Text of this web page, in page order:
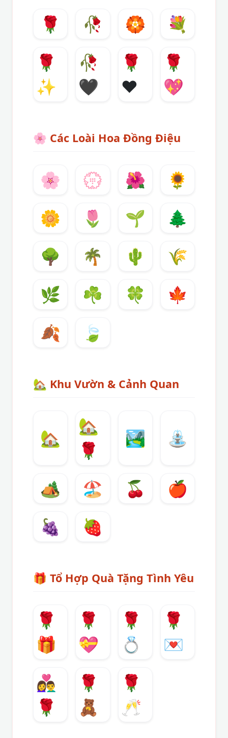
🌹 🥀 🏵️
💐
🌹
✨
🥀
🖤
🌹
❤️
🌹
💖
🌸 Các Loài Hoa Đồng Điệu
🌸 💮 🌺
🌻
🌼
🌷 🌱
🌲
🌳
🌴 🌵
🌾
🌿
☘️ 🍀
🍁
🍂
🍃
🏡 Khu Vườn & Cảnh Quan
🏡
🏡
🌹
🏞️ ⛲
🏕️ 🏖️ 🍒
🍎
🍇
🍓
🎁 Tổ Hợp Quà Tặng Tình Yêu
🌹
🎁
🌹
💝
🌹
💍
🌹
💌
👩‍❤️‍👨
🌹
🌹
🧸
🌹
🥂